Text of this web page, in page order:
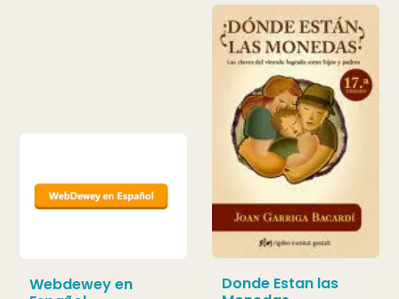
Webdewey en
Donde Estan las